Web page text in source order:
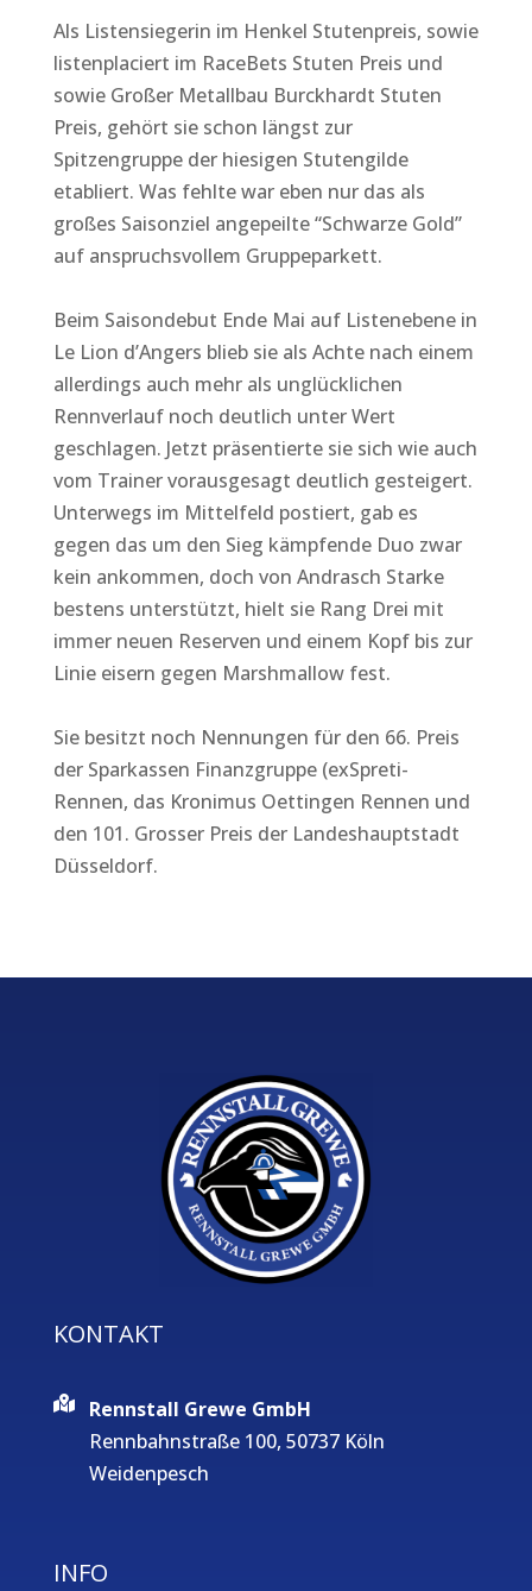
Als Listensiegerin im Henkel Stutenpreis, sowie
listenplaciert im RaceBets Stuten Preis und
sowie Großer Metallbau Burckhardt Stuten
Preis, gehört sie schon längst zur
Spitzengruppe der hiesigen Stutengilde
etabliert. Was fehlte war eben nur das als
großes Saisonziel angepeilte “Schwarze Gold”
auf anspruchsvollem Gruppeparkett.
Beim Saisondebut Ende Mai auf Listenebene in
Le Lion d’Angers blieb sie als Achte nach einem
allerdings auch mehr als unglücklichen
Rennverlauf noch deutlich unter Wert
geschlagen. Jetzt präsentierte sie sich wie auch
vom Trainer vorausgesagt deutlich gesteigert.
Unterwegs im Mittelfeld postiert, gab es
gegen das um den Sieg kämpfende Duo zwar
kein ankommen, doch von Andrasch Starke
bestens unterstützt, hielt sie Rang Drei mit
immer neuen Reserven und einem Kopf bis zur
Linie eisern gegen Marshmallow fest.
Sie besitzt noch Nennungen für den 66. Preis
der Sparkassen Finanzgruppe (exSpreti-
Rennen, das Kronimus Oettingen Rennen und
den 101. Grosser Preis der Landeshauptstadt
Düsseldorf.
KONTAKT
Rennstall Grewe GmbH
Rennbahnstraße 100, 50737 Köln
Weidenpesch
INFO